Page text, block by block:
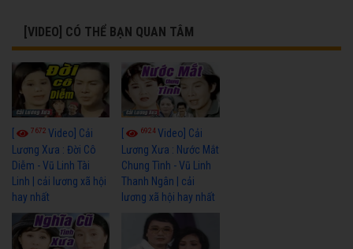
[VIDEO] CÓ THỂ BẠN QUAN TÂM
7672 Video] Cải
Lương Xưa : Đời Cô
Diễm - Vũ Linh Tài
Linh | cải lương xã hội
hay nhất
6924Video] Cải
Lương Xưa : Nước Mắt
Chung Tình - Vũ Linh
Thanh Ngân | cải
lương xã hội hay nhất